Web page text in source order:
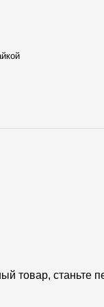
товар, станьте